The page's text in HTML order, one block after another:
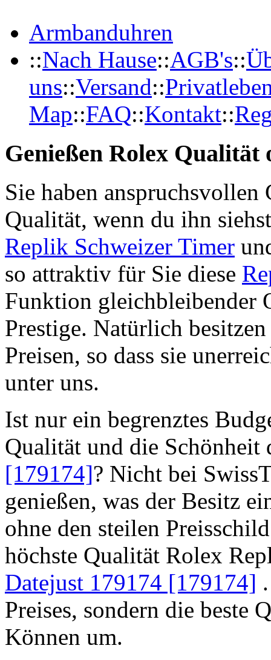
Armbanduhren
::Nach Hause::AGB's::
uns::Versand::
Map::FAQ::Kontakt::
Genießen Rolex Qualität
Sie haben anspruchsvollen
Qualität, wenn du ihn
Replik Schweizer Timer
so attraktiv für Sie diese
Funktion gleichbleibender
Prestige. Natürlich
Preisen, so dass sie
unter uns.
Ist nur ein begrenztes
Qualität und die Schönheit
[179174]? Nicht bei
genießen, was der Besitz
ohne den steilen
höchste Qualität Rolex
Datejust 179174 [179174]
Preises, sondern die beste
Können um.